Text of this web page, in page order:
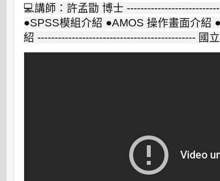
💻講師：許孟勖 博士
●SPSS模組介紹 ●AMOS 操作畫面介紹
紹 ---------------------------------------------- 國